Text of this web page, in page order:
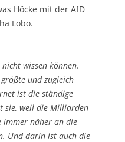
Höcke mit der AfD
Lobo.
wissen können.
und zugleich
ist die ständige
sie, weil die Milliarden
immer näher an die
Und darin ist auch die